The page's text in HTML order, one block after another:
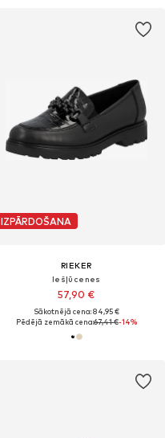
IZPĀRDOŠANA
RIEKER
Iešļūcenes
57,90 €
Sākotnējā cena: 84,95 €
Pēdējā zemākā cena:67,41 €-14%